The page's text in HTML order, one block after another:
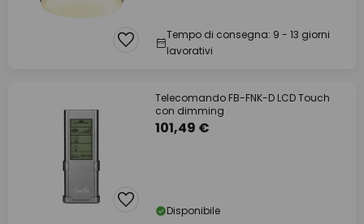
Tempo di consegna: 9 - 13 giorni
lavorativi
Telecomando FB-FNK-D LCD Touch
con dimming
101,49 €
Disponibile